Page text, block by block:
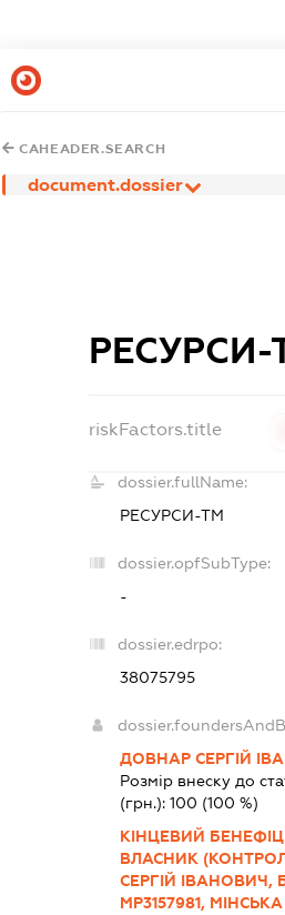
CAHEADER.SEARCH
document.dossier
РЕСУРСИ-
riskFactors.title
dossier.fullName:
РЕСУРСИ-ТМ
dossier.opfSubType:
-
dossier.edrpo:
38075795
ДОВНАР СЕРГІЙ
Розмір внеску до
(грн.):100 (100 %)
КІНЦЕВИЙ
ВЛАСНИК
СЕРГІЙ ІВАНОВИЧ,
МР3157981,